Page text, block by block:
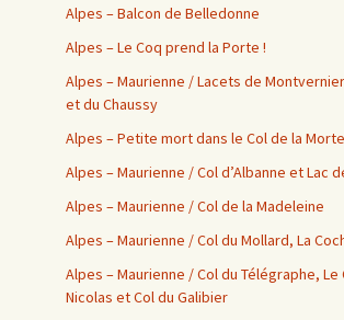
Alpes – Balcon de Belledonne
Alpes – Le Coq prend la Porte !
Alpes – Maurienne / Lacets de
et du Chaussy
Alpes – Petite mort dans le Col de la Morte
Alpes – Maurienne / Col d’Albanne et Lac
Alpes – Maurienne / Col de la Madeleine
Alpes – Maurienne / Col du Mollard, La
Alpes – Maurienne / Col du Télégraphe, Le
Nicolas et Col du Galibier